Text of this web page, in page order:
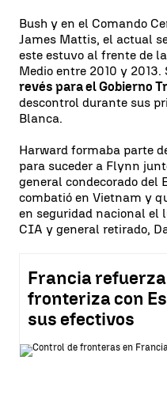
Bush y en el Comando
James Mattis, el actual
este estuvo al frente de
Medio entre 2010 y 2013.
revés para el Gobierno
descontrol durante sus
Blanca.
Harward formaba parte
para suceder a Flynn
general condecorado del
combatió en Vietnam y
en seguridad nacional el
CIA y general retirado,
Francia
fronteriza con
sus efectivos